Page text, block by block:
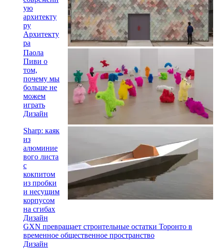
ую
архитекту
ру
Архитекту
ра
Паола
Пиви о
том,
почему мы
больше не
можем
играть
Дизайн
Sharp: каяк
из
алюминие
вого листа
с
кокпитом
из пробки
и несущим
корпусом
на сгибах
Дизайн
GXN превращает строительные остатки Торонто в
временное общественное пространство
Дизайн